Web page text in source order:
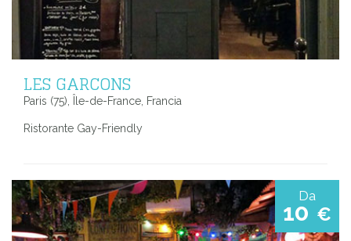
LES GARCONS
Paris (75), Île-de-France, Francia
Ristorante Gay-Friendly
Da
10 €